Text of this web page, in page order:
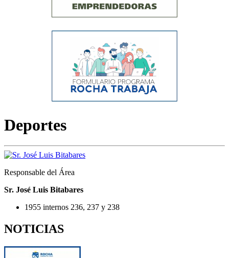
Deportes
Responsable del Área
Sr. José Luis Bitabares
1955 internos 236, 237 y 238
NOTICIAS